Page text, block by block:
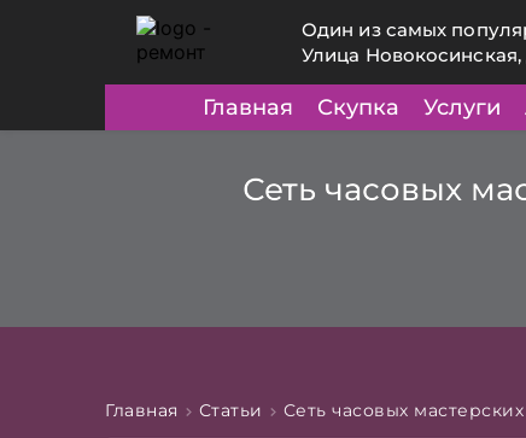
Один из самых
Улица
Главная Скупка Услуги
Сеть часовых
Главная Статьи Сеть часовых